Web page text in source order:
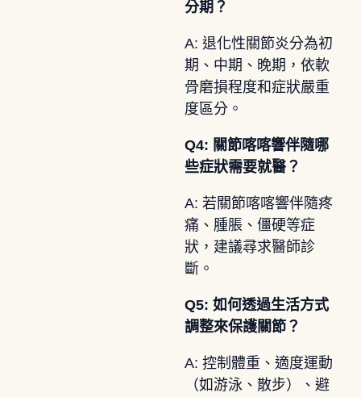
分期？
A: 退化性關節炎分為初
期、中期、晚期，依軟
骨磨損程度和症狀嚴重
度區分。
Q4: 關節喀喀響伴隨哪
些症狀需要就醫？
A: 若關節喀喀響伴隨疼
痛、腫脹、僵硬等症
狀，建議尋求醫師診
斷。
Q5: 如何透過生活方式
調整來保護關節？
A: 控制體重、適度運動
（如游泳、散步）、避